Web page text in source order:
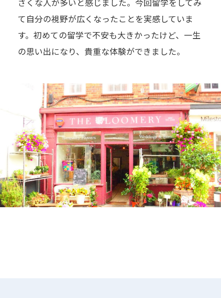
さくな人が多いと感じました。今回留学をしてみ
て自分の視野が広くなったことを実感していま
す。初めての留学で不安も大きかったけど、一生
の思い出になり、貴重な体験ができました。